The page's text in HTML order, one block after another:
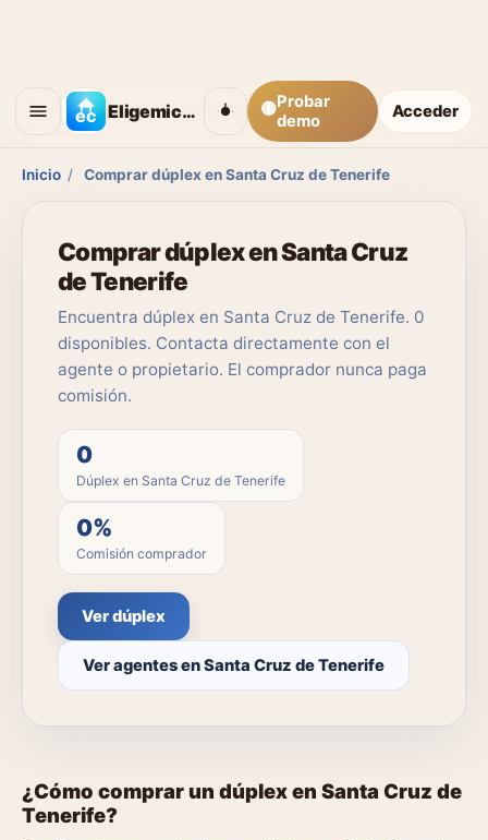
Eligemicasa 🟡Probar
demo
Acceder
Inicio / Comprar dúplex en Santa Cruz de Tenerife
Comprar dúplex en Santa Cruz
de Tenerife
Encuentra dúplex en Santa Cruz de Tenerife. 0
disponibles. Contacta directamente con el
agente o propietario. El comprador nunca paga
comisión.
0
Dúplex en Santa Cruz de Tenerife
0%
Comisión comprador
Ver dúplex
Ver agentes en Santa Cruz de Tenerife
¿Cómo comprar un dúplex en Santa Cruz de
Tenerife?